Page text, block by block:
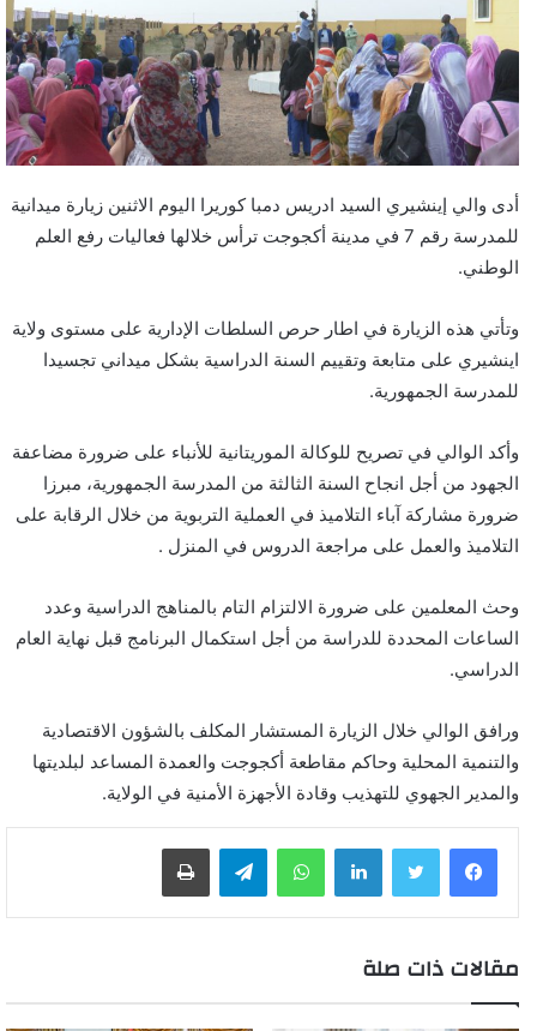
أدى والي إينشيري السيد ادريس دمبا كوريرا اليوم الاثنين زيارة ميدانية
للمدرسة رقم 7 في مدينة أكجوجت ترأس خلالها فعاليات رفع العلم
الوطني.
وتأتي هذه الزيارة في اطار حرص السلطات الإدارية على مستوى ولاية
اينشيري على متابعة وتقييم السنة الدراسية بشكل ميداني تجسيدا
للمدرسة الجمهورية.
وأكد الوالي في تصريح للوكالة الموريتانية للأنباء على ضرورة مضاعفة
الجهود من أجل انجاح السنة الثالثة من المدرسة الجمهورية، مبرزا
ضرورة مشاركة آباء التلاميذ في العملية التربوية من خلال الرقابة على
التلاميذ والعمل على مراجعة الدروس في المنزل .
وحث المعلمين على ضرورة الالتزام التام بالمناهج الدراسية وعدد
الساعات المحددة للدراسة من أجل استكمال البرنامج قبل نهاية العام
الدراسي.
ورافق الوالي خلال الزيارة المستشار المكلف بالشؤون الاقتصادية
والتنمية المحلية وحاكم مقاطعة أكجوجت والعمدة المساعد لبلديتها
والمدير الجهوي للتهذيب وقادة الأجهزة الأمنية في الولاية.
لينكدإن واتساب
مقالات ذات صلة